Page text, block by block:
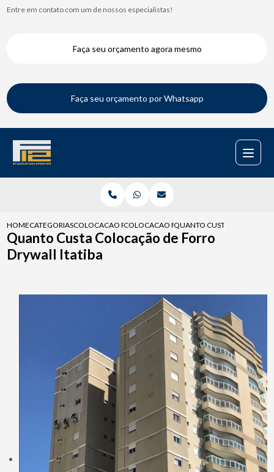
Entre em contato com um de nossos especialistas!
Faça seu orçamento agora mesmo
Faça seu orçamento por Whatsapp
HOMECATEGORIASCOLOCACAO PARA DRYWALLCOLOCACAO FORRO DRYWALL
QUANTO CUSTA
Quanto Custa Colocação de Forro
Drywall Itatiba